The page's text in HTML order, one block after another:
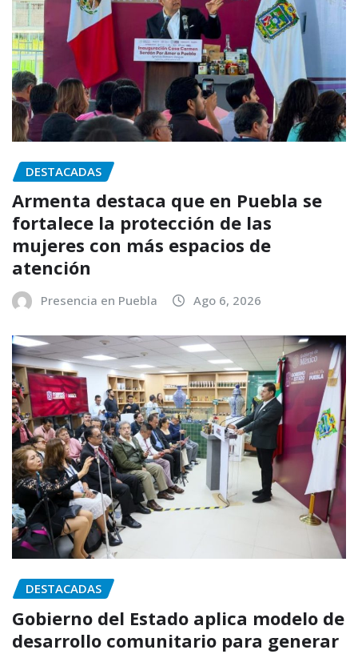
DESTACADAS
Armenta destaca que en Puebla se
fortalece la protección de las
mujeres con más espacios de
atención
Presencia en Puebla Ago 6, 2026
DESTACADAS
Gobierno del Estado aplica modelo de
desarrollo comunitario para generar